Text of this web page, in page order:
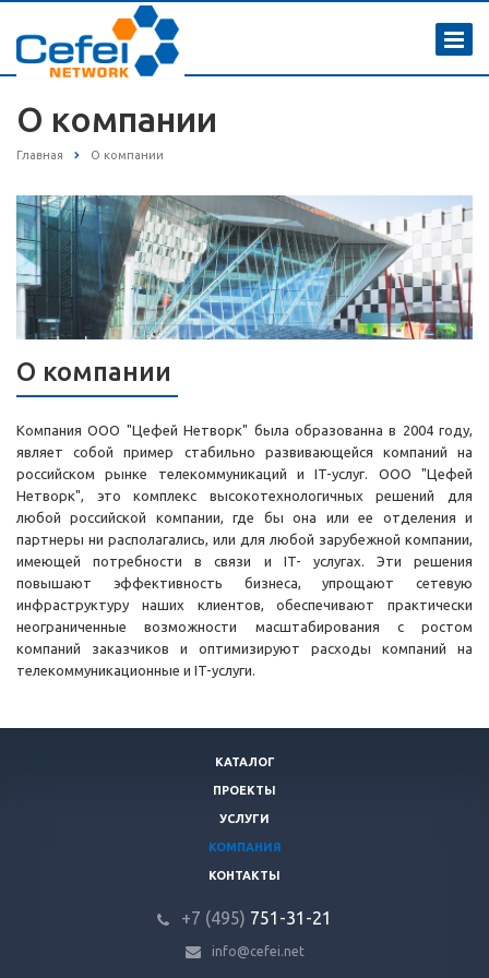
О компании
Главная О компании
О компании
Компания ООО "Цефей Нетворк" была образованна в 2004 году,
являет собой пример стабильно развивающейся компаний на
российском рынке телекоммуникаций и IT-услуг. ООО "Цефей
Нетворк", это комплекс высокотехнологичных решений для
любой российской компании, где бы она или ее отделения и
партнеры ни располагались, или для любой зарубежной компании,
имеющей потребности в связи и IT- услугах. Эти решения
повышают эффективность бизнеса, упрощают сетевую
инфраструктуру наших клиентов, обеспечивают практически
неограниченные возможности масштабирования с ростом
компаний заказчиков и оптимизируют расходы компаний на
телекоммуникационные и IT-услуги.
КАТАЛОГ
ПРОЕКТЫ
УСЛУГИ
КОМПАНИЯ
КОНТАКТЫ
+7 (495) 751-31 -21
info@cefei.net